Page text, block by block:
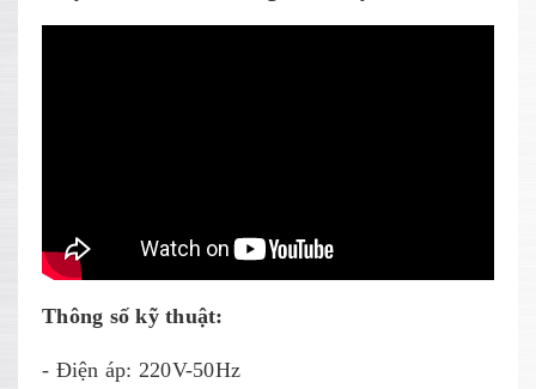
Thông số kỹ thuật:
- Điện áp: 220V-50Hz